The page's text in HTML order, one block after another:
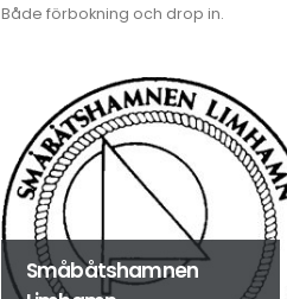
Både förbokning och drop in.
Småbåtshamnen